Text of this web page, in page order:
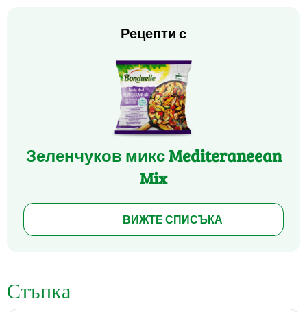
Рецепти с
Зеленчуков микс Mediteraneean
Mix
ВИЖТЕ СПИСЪКА
Стъпка